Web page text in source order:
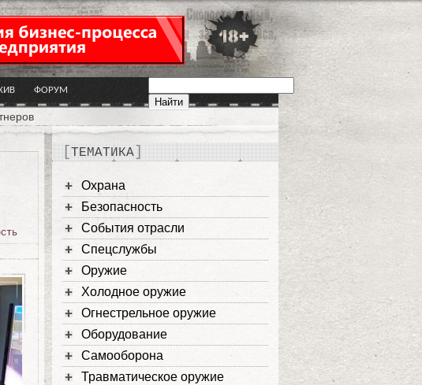
ФОРУМ
ТЕМАТИКА
Охрана
Безопасность
События отрасли
Спецслужбы
Оружие
Холодное оружие
Огнестрельное оружие
Оборудование
Самооборона
Травматическое оружие